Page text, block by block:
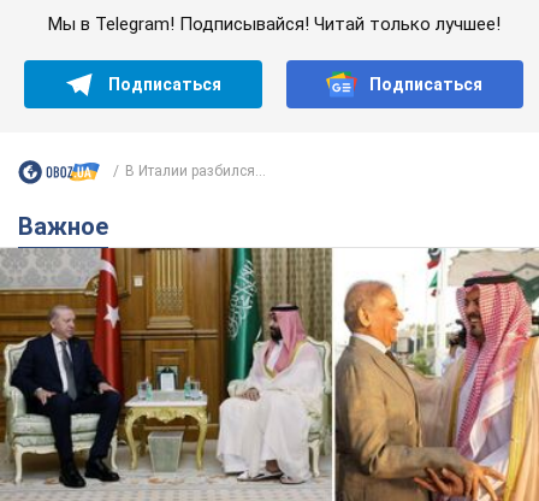
Мы в Telegram! Подписывайся! Читай только лучшее!
Подписаться Подписаться
В Италии разбился...
Важное